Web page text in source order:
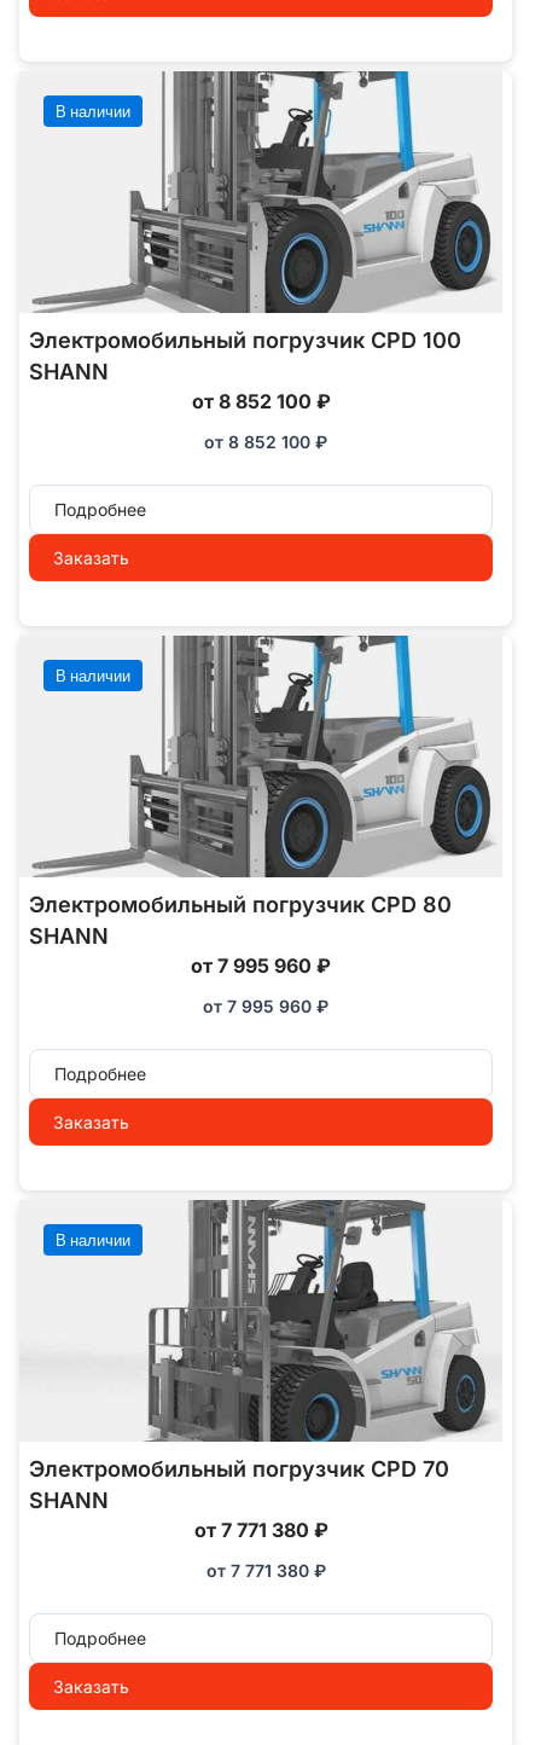
В наличии
Электромобильный погрузчик CPD 100
SHANN
от 8 852 100 ₽
от 8 852 100 ₽
Подробнее
Заказать
В наличии
Электромобильный погрузчик CPD 80
SHANN
от 7 995 960 ₽
от 7 995 960 ₽
Подробнее
Заказать
В наличии
Электромобильный погрузчик CPD 70
SHANN
от 7 771 380 ₽
от 7 771 380 ₽
Подробнее
Заказать